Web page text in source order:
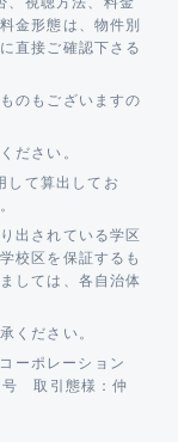
金形態は、物件別
直接ご確認下さる
のもございますの
ださい。
して算出してお
出されている学区
校区を保証するも
しては、各自治体
ください。
ーポレーション
号 取引態様：仲